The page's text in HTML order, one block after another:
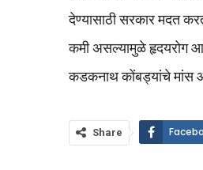
देण्यासाठी सरकार मदत
कमी असल्यामुळे हृदयरोग
कडकनाथ कोंबड्यांचे मांस
Share